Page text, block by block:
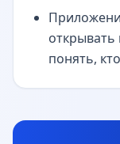
понять,